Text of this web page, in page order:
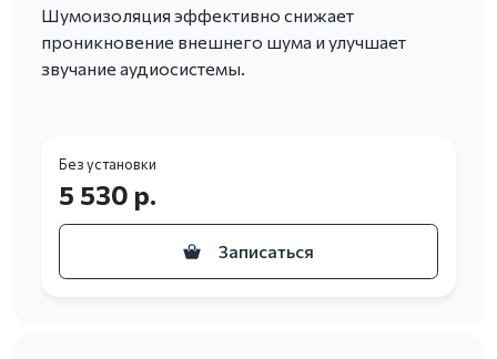
Шумоизоляция эффективно снижает
проникновение внешнего шума и улучшает
звучание аудиосистемы.
Без установки
5 530 р.
Записаться